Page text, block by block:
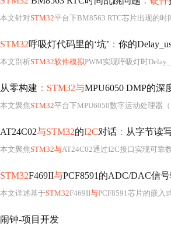
本文针对STM32平台下BM8563 RTC芯片出现的
STM32呼吸灯代码里的‘坑’ ： 你的
本文剖析STM32软件模拟PWM实现呼吸灯时
从零构建 ：STM32与MPU6050 DMP的深
本文聚焦STM32平台下MPU6050数字运动处理器
AT24C02与STM32的I2C对话 ： 从字节读
本文聚焦STM32与AT24C02通过I2C接口实现可靠
STM32F469II与PCF8591的ADC/DAC信
本文详述基于STM32F469II与PCF8591芯片的嵌入
闹钟-项目开发